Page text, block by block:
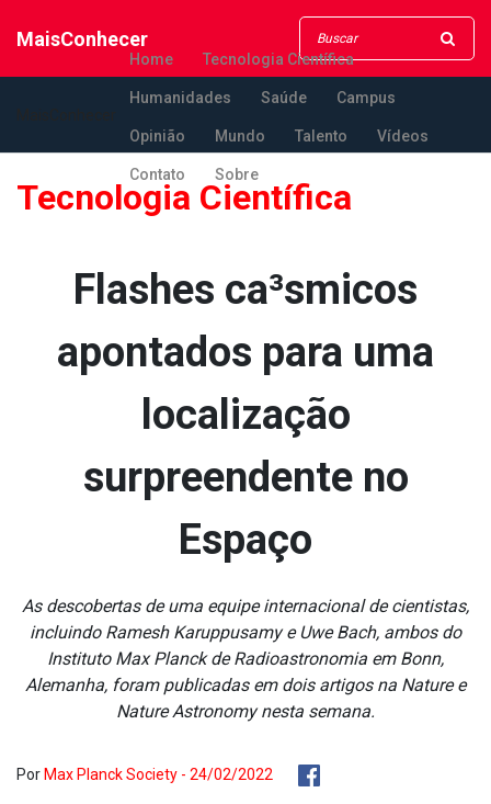
MaisConhecer
Home Tecnologia Científica
Humanidades Saúde Campus
Opinião Mundo Talento Vídeos
Contato Sobre
Tecnologia Científica
Flashes ca³smicos
apontados para uma
localização
surpreendente no
Espaço
As descobertas de uma equipe internacional de cientistas,
incluindo Ramesh Karuppusamy e Uwe Bach, ambos do
Instituto Max Planck de Radioastronomia em Bonn,
Alemanha, foram publicadas em dois artigos na Nature e
Nature Astronomy nesta semana.
Por Max Planck Society - 24/02/2022